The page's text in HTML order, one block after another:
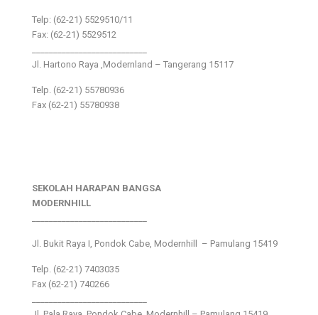
Telp: (62-21) 5529510/11
Fax: (62-21) 5529512
Jl. Hartono Raya ,Modernland – Tangerang 15117
Telp. (62-21) 55780936
Fax (62-21) 55780938
SEKOLAH HARAPAN BANGSA
MODERNHILL
Jl. Bukit Raya I, Pondok Cabe, Modernhill – Pamulang 15419
Telp. (62-21) 7403035
Fax (62-21) 740266